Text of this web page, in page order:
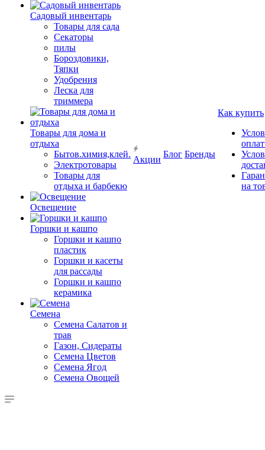
Садовый инвентарь
Товары для сада
Секаторы
пилы
Бороздовики,
Тяпки
Удобрения
Леска для
триммера
Товары для дома и
отдыха
Бытов.химия,клей.
Электротовары
Товары для
отдыха и барбекю
Освещение
Горшки и кашпо
Горшки и кашпо
пластик
Горшки и касеты
для рассады
Горшки и кашпо
керамика
Семена
Семена Салатов и
трав
Газон, Сидераты
Семена Цветов
Семена Ягод
Семена Овощей
Акции
Блог Бренды
Как купить
на